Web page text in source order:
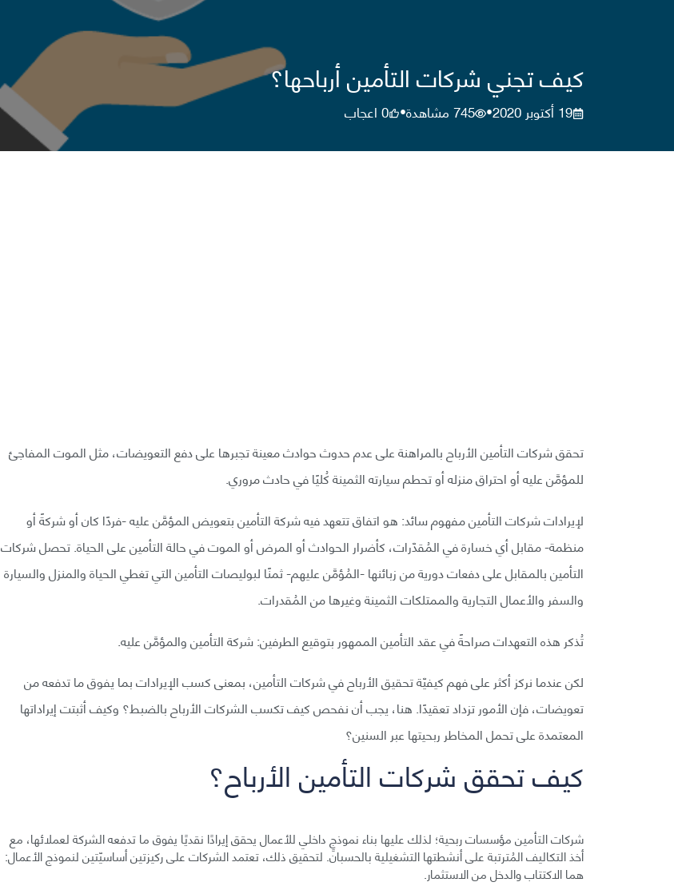
كيف تجني شركات التأمين أرباحها؟
19 أكتوبر 2020 •
745مشاهدة•
0اعجاب
تحقق شركات التأمين الأرباح بالمراهنة على عدم حدوث حوادث معينة تجبرها على دفع التعويضات، مثل الموت المفاجئ
للمؤمَّن عليه أو احتراق منزله أو تحطم سيارته الثمينة كُليًا في حادث مروري.
لإيرادات شركات التأمين مفهوم سائد: هو اتفاق تتعهد فيه شركة التأمين بتعويض المؤمَّن عليه -فردًا كان أو شركةً أو
منظمة- مقابل أي خسارة في المُقدّرات، كأضرار الحوادث أو المرض أو الموت في حالة التأمين على الحياة. تحصل شركات
التأمين بالمقابل على دفعات دورية من زبائنها -المُؤمَّن عليهم- ثمنًا لبوليصات التأمين التي تغطي الحياة والمنزل والسيارة
والسفر والأعمال التجارية والممتلكات الثمينة وغيرها من المُقدرات.
تُذكر هذه التعهدات صراحةً في عقد التأمين الممهور بتوقيع الطرفين: شركة التأمين والمؤمَّن عليه.
لكن عندما نركز أكثر على فهم كيفيّة تحقيق الأرباح في شركات التأمين، بمعنى كسب الإيرادات بما يفوق ما تدفعه من
تعويضات، فإن الأمور تزداد تعقيدًا. هنا، يجب أن نفحص كيف تكسب الشركات الأرباح بالضبط؟ وكيف أثبتت إيراداتها
المعتمدة على تحمل المخاطر ربحيتها عبر السنين؟
كيف تحقق شركات التأمين الأرباح؟
شركات التأمين مؤسسات ربحية؛ لذلك عليها بناء نموذجٍ داخلي للأعمال يحقق إيرادًا نقديًا يفوق ما تدفعه الشركة لعملائها، مع
أخذ التكاليف المُترتبة على أنشطتها التشغيلية بالحسبان. لتحقيق ذلك، تعتمد الشركات على ركيزتين أساسيّتين لنموذج الأعمال:
هما الاكتتاب والدخل من الاستثمار.